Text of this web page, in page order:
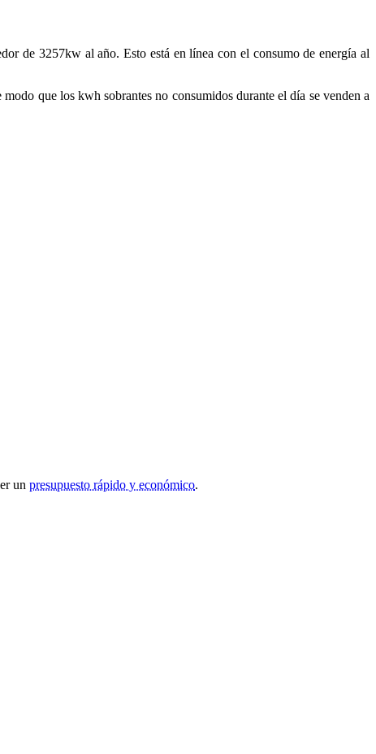
de 3257kw al año. Esto está en línea con el consumo de energía al
que los kwh sobrantes no consumidos durante el día se venden a
un presupuesto rápido y económico.